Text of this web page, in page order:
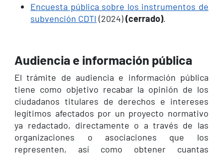
Encuesta pública sobre los instrumentos de
subvención CDTI (2024)(cerrado).
Audiencia e información pública
El trámite de audiencia e información pública
tiene como objetivo recabar la opinión de los
ciudadanos titulares de derechos e intereses
legítimos afectados por un proyecto normativo
ya redactado, directamente o a través de las
organizaciones o asociaciones que los
representen, así como obtener cuantas